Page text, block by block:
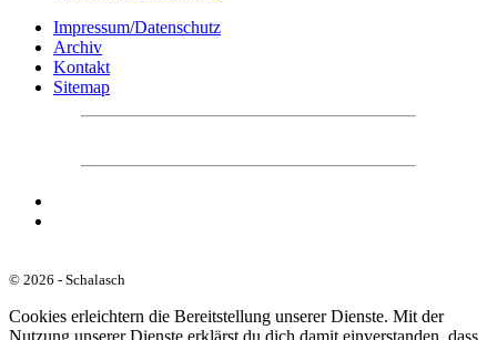
Impressum/Datenschutz
Archiv
Kontakt
Sitemap
© 2026 - Schalasch
Cookies erleichtern die Bereitstellung unserer Dienste. Mit der
Nutzung unserer Dienste erklärst du dich damit einverstanden, dass